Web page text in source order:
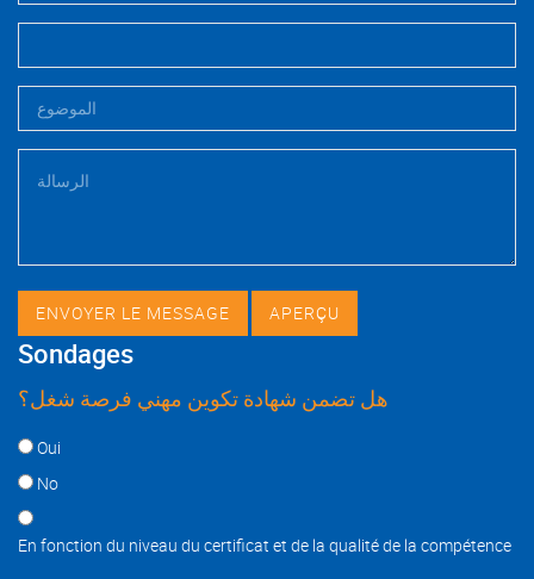
Sondages
هل تضمن شهادة تكوين مهني فرصة شغل؟
Choices
Oui
No
En fonction du niveau du certificat et de la qualité de la compétence